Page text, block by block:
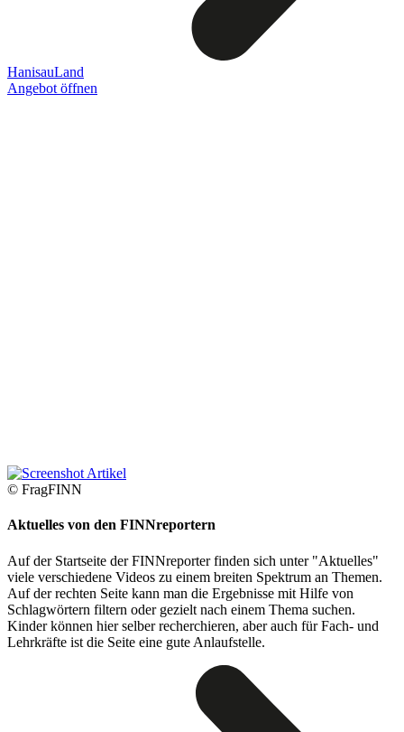
HanisauLand
Angebot öffnen
© FragFINN
Aktuelles von den FINNreportern
Auf der Startseite der FINNreporter finden sich unter "Aktuelles"
viele verschiedene Videos zu einem breiten Spektrum an Themen.
Auf der rechten Seite kann man die Ergebnisse mit Hilfe von
Schlagwörtern filtern oder gezielt nach einem Thema suchen.
Kinder können hier selber recherchieren, aber auch für Fach- und
Lehrkräfte ist die Seite eine gute Anlaufstelle.